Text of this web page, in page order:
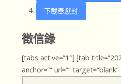
下載奉獻封
徵信錄
[tabs active=”1″] [tab
anchor=”” url=”” target=”blank”